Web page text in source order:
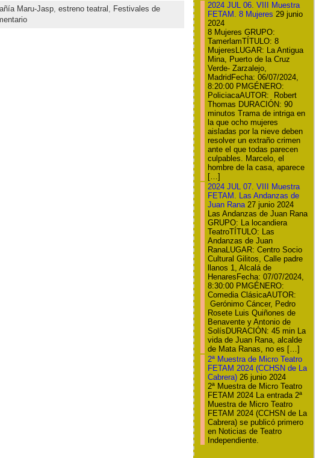
Maru-Jasp, estreno teatral , Festivales de
2024 JUL 06. VIII Muestra
FETAM. 8 Mujeres 29 junio
2024
8 Mujeres GRUPO:
TamerlamTÍTULO: 8
MujeresLUGAR: La Antigua
Mina, Puerto de la Cruz
Verde- Zarzalejo,
MadridFecha: 06/07/2024,
8:20:00 PMGÉNERO:
PoliciacaAUTOR: Robert
Thomas DURACIÓN: 90
minutos Trama de intriga en
la que ocho mujeres
aisladas por la nieve deben
resolver un extraño crimen
ante el que todas parecen
culpables. Marcelo, el
hombre de la casa, aparece
[…]
2024 JUL 07. VIII Muestra
FETAM. Las Andanzas de
Juan Rana 27 junio 2024
Las Andanzas de Juan Rana
GRUPO: La locandiera
TeatroTÍTULO: Las
Andanzas de Juan
RanaLUGAR: Centro Socio
Cultural Gilitos, Calle padre
llanos 1, Alcalá de
HenaresFecha: 07/07/2024,
8:30:00 PMGÉNERO:
Comedia ClásicaAUTOR:
Gerónimo Cáncer, Pedro
Rosete Luis Quiñones de
Benavente y Antonio de
SolísDURACIÓN: 45 min La
vida de Juan Rana, alcalde
de Mata Ranas, no es […]
2ª Muestra de Micro Teatro
FETAM 2024 (CCHSN de La
Cabrera) 26 junio 2024
2ª Muestra de Micro Teatro
FETAM 2024 La entrada 2ª
Muestra de Micro Teatro
FETAM 2024 (CCHSN de La
Cabrera) se publicó primero
en Noticias de Teatro
Independiente.